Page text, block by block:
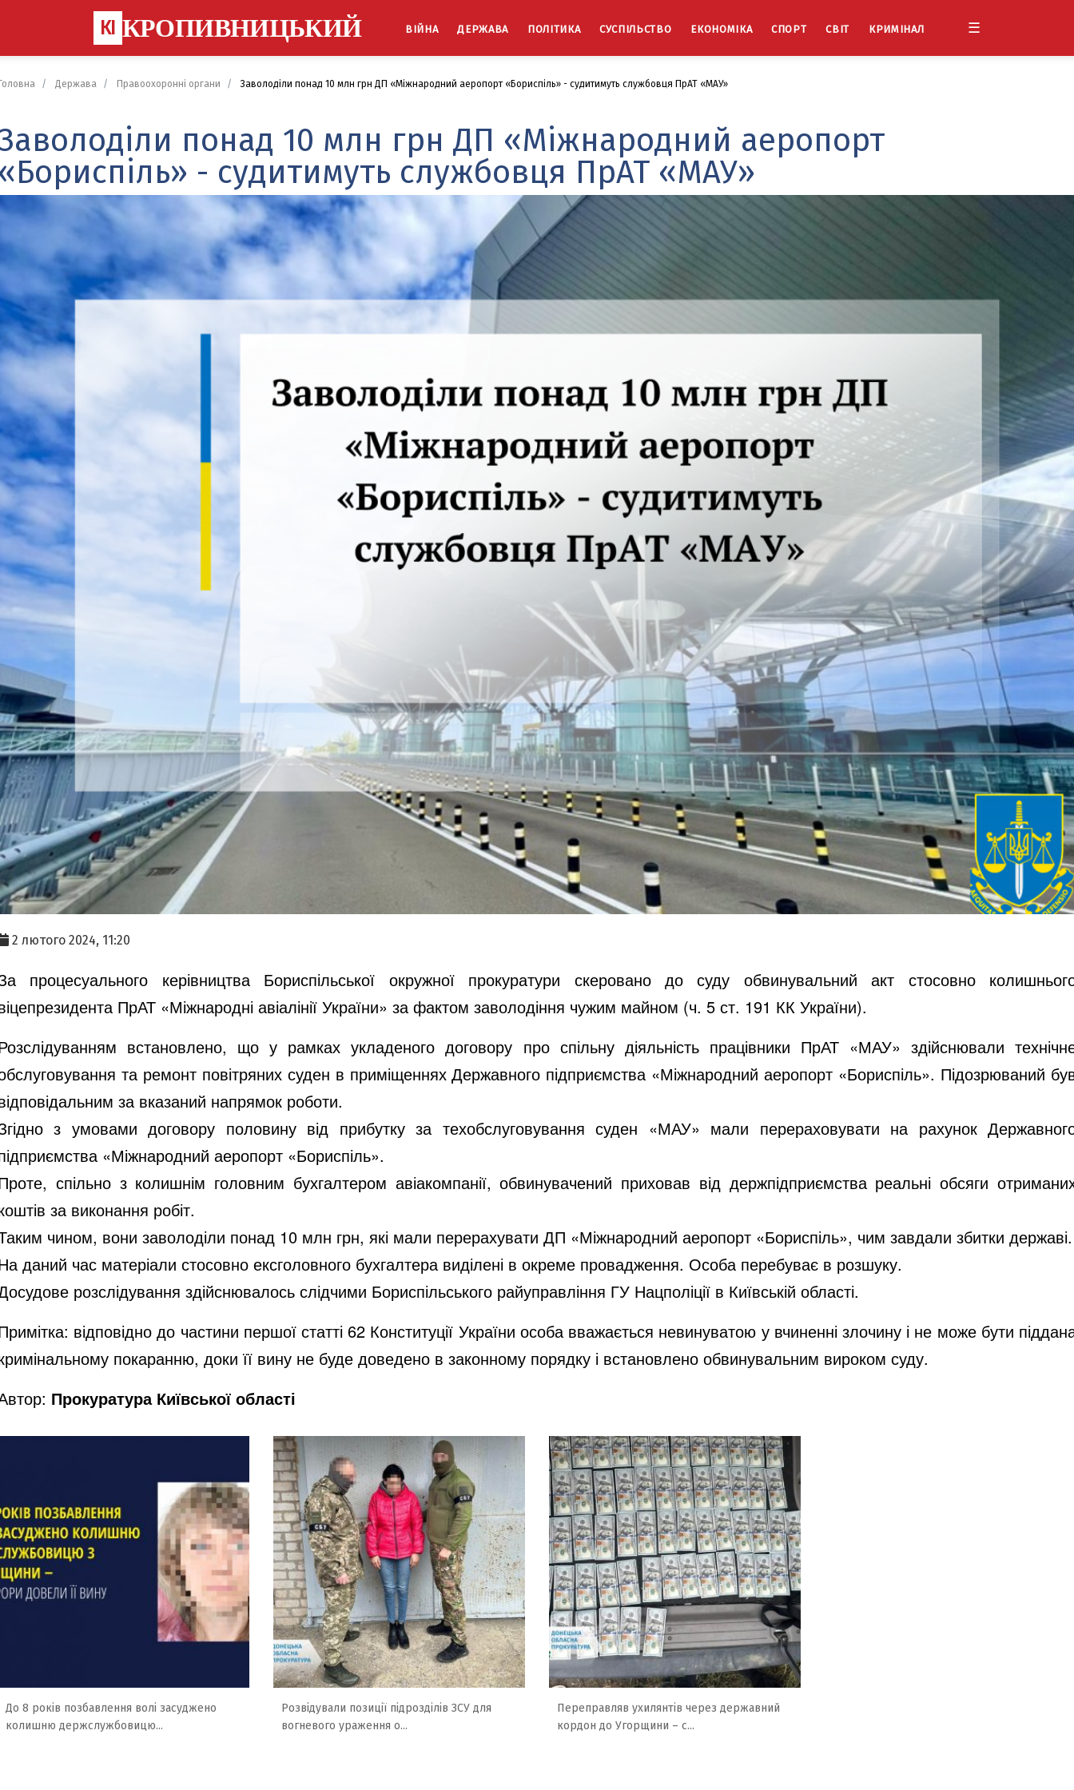
КІ КРОПИВНИЦЬКИЙ ВІЙНА ДЕРЖАВА ПОЛІТИКА СУСПІЛЬСТВО ЕКОНОМІКА СПОРТ СВІТ КРИМІНАЛ ☰
Держава Правоохоронні органи Заволоділи понад 10 млн грн ДП «Міжнародний аеропорт «Бориспіль» - судитимуть службовця ПрАТ «МАУ»
понад 10 млн грн ДП «Міжнародний аеропорт
- судитимуть службовця ПрАТ «МАУ»
2 лютого 2024, 11:20
процесуального керівництва Бориспільської окружної прокуратури скеровано до суду обвинувальний акт стосовно
ПрАТ «Міжнародні авіалінії України» за фактом заволодіння чужим майном (ч. 5 ст. 191 КК України).
встановлено, що у рамках укладеного договору про спільну діяльність працівники ПрАТ «МАУ» здійснювали
та ремонт повітряних суден в приміщеннях Державного підприємства «Міжнародний аеропорт «Бориспіль». Підозрюваний
за вказаний напрямок роботи.
з умовами договору половину від прибутку за техобслуговування суден «МАУ» мали перераховувати на рахунок
«Міжнародний аеропорт «Бориспіль».
спільно з колишнім головним бухгалтером авіакомпанії, обвинувачений приховав від держпідприємства реальні обсяги
за виконання робіт.
чином, вони заволоділи понад 10 млн грн, які мали перерахувати ДП «Міжнародний аеропорт «Бориспіль», чим завдали збитки державі.
даний час матеріали стосовно ексголовного бухгалтера виділені в окреме провадження. Особа перебуває в розшуку.
розслідування здійснювалось слідчими Бориспільського райуправління ГУ Нацполіції в Київській області.
відповідно до частини першої статті 62 Конституції України особа вважається невинуватою у вчиненні злочину і не може бути
покаранню, доки її вину не буде доведено в законному порядку і встановлено обвинувальним вироком суду.
Прокуратура Київської області
До 8 років позбавлення волі засуджено
колишню держслужбовицю...
Розвідували позиції підрозділів ЗСУ для
вогневого ураження о...
Переправляв ухилянтів через державний
кордон до Угорщини – с...